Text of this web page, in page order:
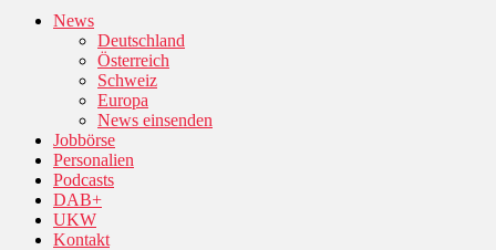
News
Deutschland
Österreich
Schweiz
Europa
News einsenden
Jobbörse
Personalien
Podcasts
DAB+
UKW
Kontakt